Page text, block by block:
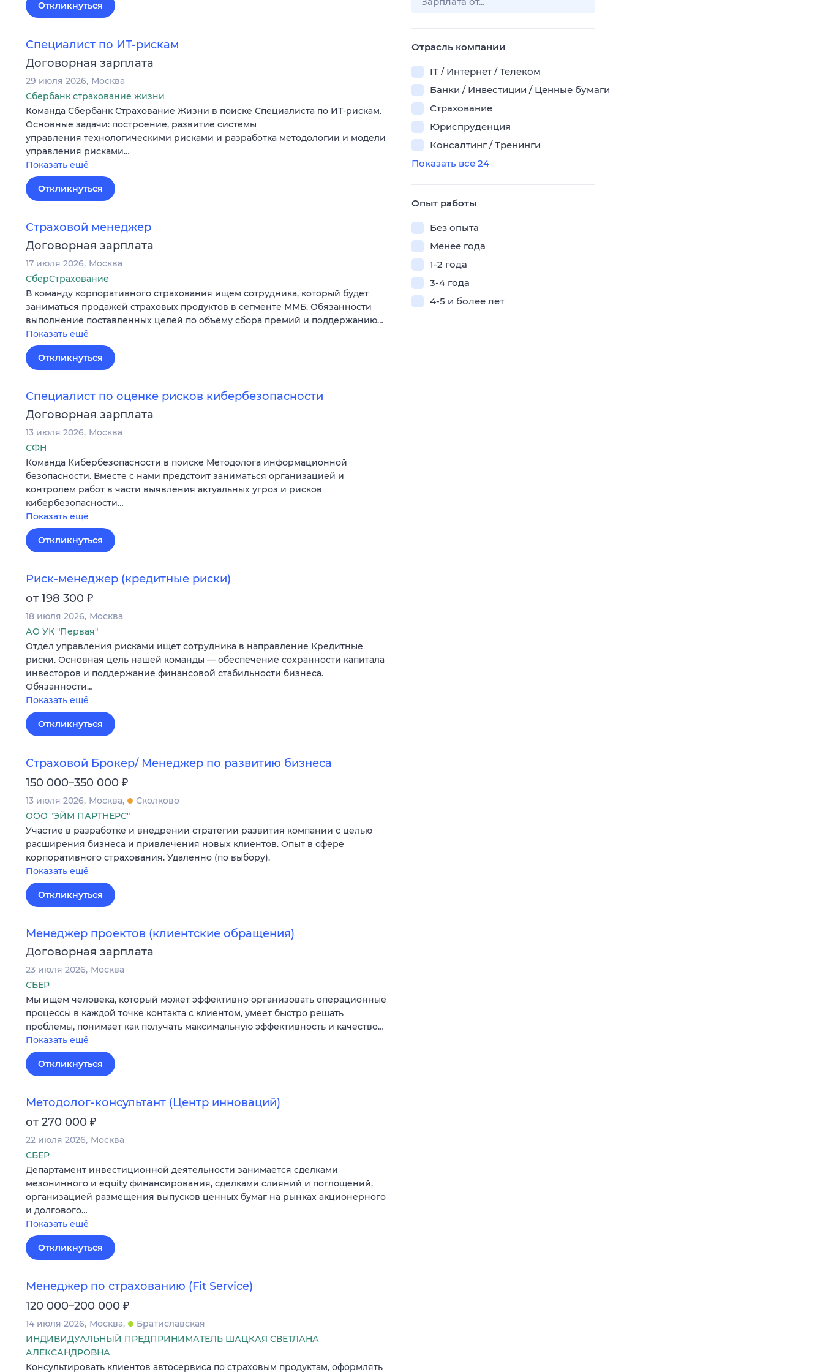
Откликнуться
Специалист по ИТ-рискам
Договорная зарплата
29 июля 2026 Москва
Сбербанк страхование жизни
Команда Сбербанк Страхование Жизни в поиске Специалиста по ИТ-рискам.
Основные задачи: построение, развитие системы
управления технологическими рисками и разработка методологии и модели
управления рисками…
Показать ещё
Откликнуться
Страховой менеджер
Договорная зарплата
17 июля 2026 Москва
СберСтрахование
В команду корпоративного страхования ищем сотрудника, который будет
заниматься продажей страховых продуктов в сегменте ММБ. Обязанности
выполнение поставленных целей по объему сбора премий и поддержанию…
Показать ещё
Откликнуться
Специалист по оценке рисков кибербезопасности
Договорная зарплата
13 июля 2026 Москва
СФН
Команда Кибербезопасности в поиске Методолога информационной
безопасности. Вместе с нами предстоит заниматься организацией и
контролем работ в части выявления актуальных угроз и рисков
кибербезопасности…
Показать ещё
Откликнуться
Риск-менеджер (кредитные риски)
от 198 300 ₽
18 июля 2026 Москва
АО УК "Первая"
Отдел управления рисками ищет сотрудника в направление Кредитные
риски. Основная цель нашей команды — обеспечение сохранности капитала
инвесторов и поддержание финансовой стабильности бизнеса.
Обязанности…
Показать ещё
Откликнуться
Страховой Брокер/ Менеджер по развитию бизнеса
150 000–350 000 ₽
13 июля 2026 Москва
Сколково
ООО "ЭЙМ ПАРТНЕРС"
Участие в разработке и внедрении стратегии развития компании с целью
расширения бизнеса и привлечения новых клиентов. Опыт в сфере
корпоративного страхования. Удалённо (по выбору).
Показать ещё
Откликнуться
Менеджер проектов (клиентские обращения)
Договорная зарплата
23 июля 2026 Москва
СБЕР
Мы ищем человека, который может эффективно организовать операционные
процессы в каждой точке контакта с клиентом, умеет быстро решать
проблемы, понимает как получать максимальную эффективность и качество…
Показать ещё
Откликнуться
Методолог-консультант (Центр инноваций)
от 270 000 ₽
22 июля 2026 Москва
СБЕР
Департамент инвестиционной деятельности занимается сделками
мезонинного и equity финансирования, сделками слияний и поглощений,
организацией размещения выпусков ценных бумаг на рынках акционерного
и долгового…
Показать ещё
Откликнуться
Менеджер по страхованию (Fit Service)
120 000–200 000 ₽
14 июля 2026 Москва
Братиславская
ИНДИВИДУАЛЬНЫЙ ПРЕДПРИНИМАТЕЛЬ ШАЦКАЯ СВЕТЛАНА
АЛЕКСАНДРОВНА
Консультировать клиентов автосервиса по страховым продуктам, оформлять
Отрасль компании
IT / Интернет / Телеком
Банки / Инвестиции / Ценные бумаги
Страхование
Юриспруденция
Консалтинг / Тренинги
Показать все 24
Опыт работы
Без опыта
Менее года
1-2 года
3-4 года
4-5 и более лет